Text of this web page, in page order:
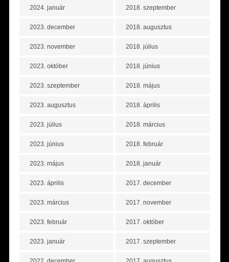
2024. január
2023. december
2023. november
2023. október
2023. szeptember
2023. augusztus
2023. július
2023. június
2023. május
2023. április
2023. március
2023. február
2023. január
2018. szeptember
2018. augusztus
2018. július
2018. június
2018. május
2018. április
2018. március
2018. február
2018. január
2017. december
2017. november
2017. október
2017. szeptember